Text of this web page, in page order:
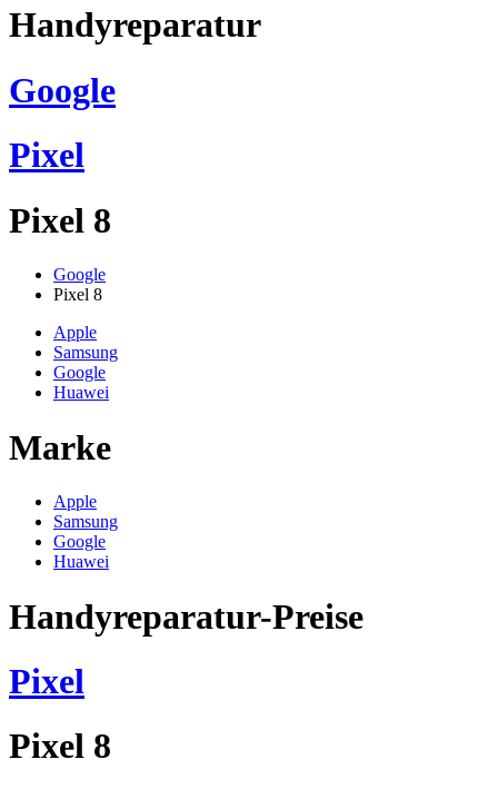
Handyreparatur
Google
Pixel
Pixel 8
Google
Pixel 8
Apple
Samsung
Google
Huawei
Marke
Apple
Samsung
Google
Huawei
Handyreparatur-Preise
Pixel
Pixel 8